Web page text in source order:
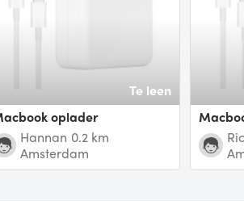
Te leen
Macbook oplader
Hannan 0.2 km
Amsterdam